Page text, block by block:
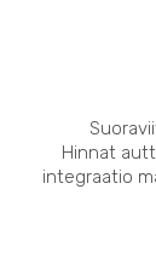
Hinnat
integraatio